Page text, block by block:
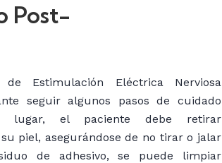
Post-
Estimulación Eléctrica Nerviosa
seguir algunos pasos de cuidado
lugar, el paciente debe retirar
piel, asegurándose de no tirar o jalar
de adhesivo, se puede limpiar